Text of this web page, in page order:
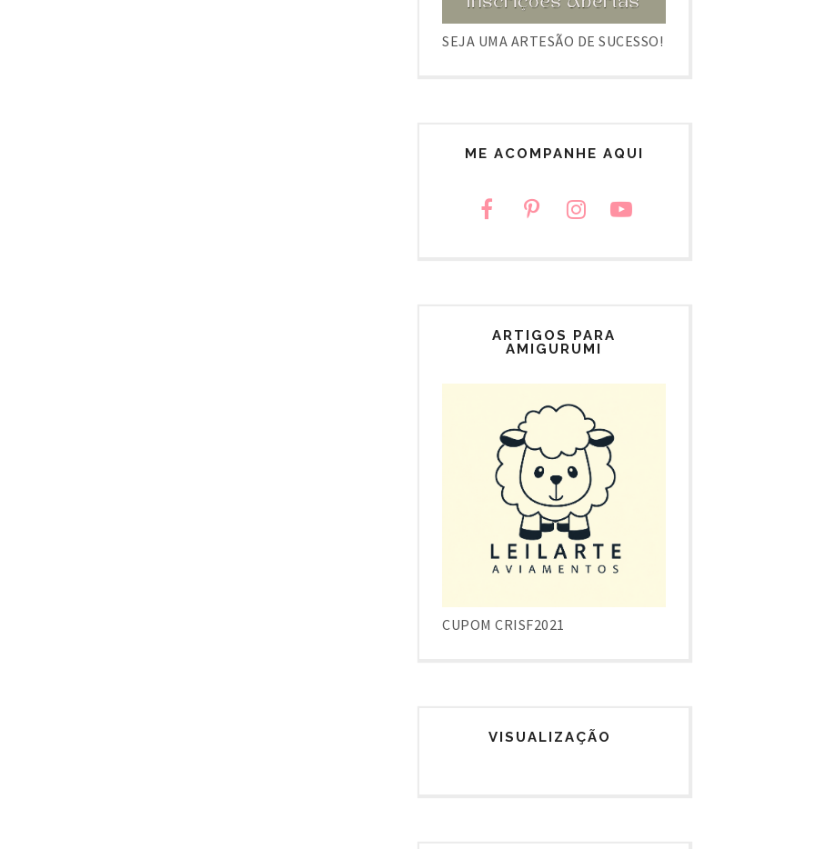
SEJA UMA ARTESÃO DE SUCESSO!
ME ACOMPANHE AQUI
ARTIGOS PARA
AMIGURUMI
CUPOM CRISF2021
VISUALIZAÇÃO